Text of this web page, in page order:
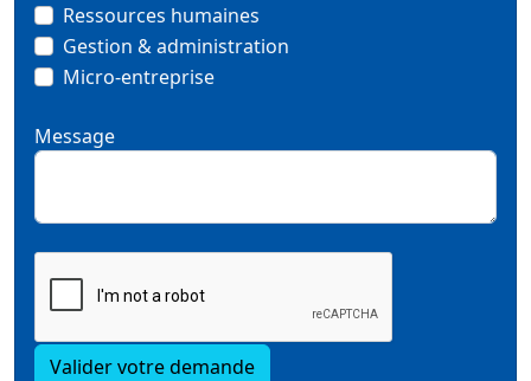
Ressources humaines
Gestion & administration
Micro-entreprise
Message
Valider votre demande